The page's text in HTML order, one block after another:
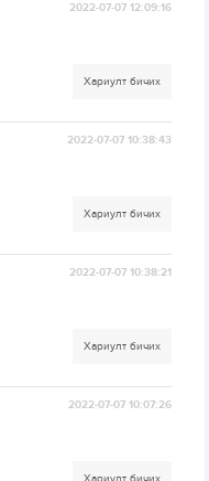
2022-07-07 12:09:16
Хариулт бичих
2022-07-07 10:38:43
Хариулт бичих
2022-07-07 10:38:21
Хариулт бичих
2022-07-07 10:07:26